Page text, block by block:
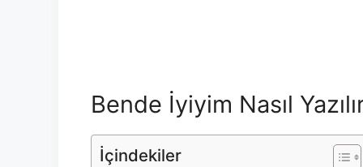
Bende İyiyim Nasıl
İçindekiler